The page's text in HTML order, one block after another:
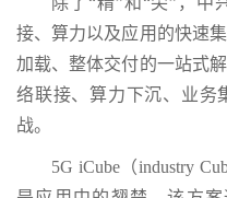
接、算力以及应用的快速
加载、整体交付的一站式
络联接、算力下沉、业务
战。
5G iCube（industry